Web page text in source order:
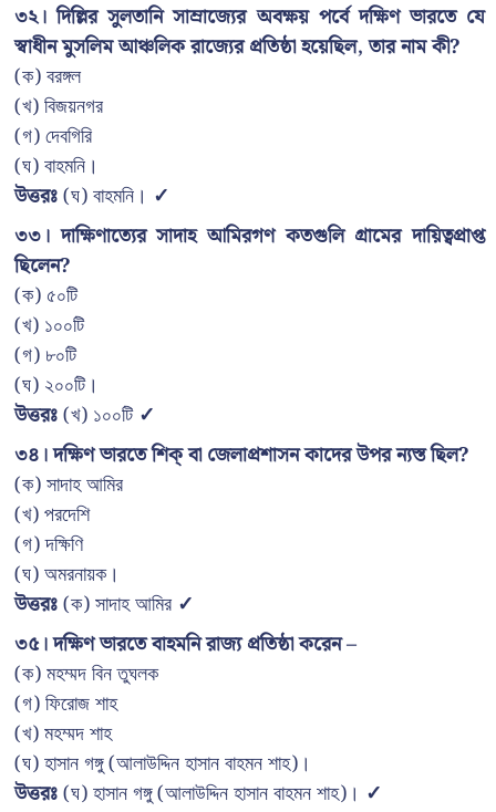
৩২। দিল্লির সুলতানি সাম্রাজ্যের অবক্ষয় পর্বে দক্ষিণ ভারতে যে
স্বাধীন মুসলিম আঞ্চলিক রাজ্যের প্রতিষ্ঠা হয়েছিল, তার নাম কী?
(ক) বরঙ্গল
(খ) বিজয়নগর
(গ) দেবগিরি
(ঘ) বাহমনি।
উত্তরঃ(ঘ) বাহমনি। ✓
৩৩। দাক্ষিণাত্যের সাদাহ আমিরগণ কতগুলি গ্রামের দায়িত্বপ্রাপ্ত
ছিলেন?
(ক) ৫০টি
(খ) ১০০টি
(গ) ৮০টি
(ঘ) ২০০টি।
উত্তরঃ(খ) ১০০টি ✓
৩৪। দক্ষিণ ভারতে শিক্ বা জেলাপ্রশাসন কাদের উপর ন্যস্ত ছিল?
(ক) সাদাহ আমির
(খ) পরদেশি
(গ) দক্ষিণি
(ঘ) অমরনায়ক।
উত্তরঃ(ক) সাদাহ আমির ✓
৩৫। দক্ষিণ ভারতে বাহমনি রাজ্য প্রতিষ্ঠা করেন –
(ক) মহম্মদ বিন তুঘলক
(গ) ফিরোজ শাহ
(খ) মহম্মদ শাহ
(ঘ) হাসান গঙ্গু (আলাউদ্দিন হাসান বাহমন শাহ)।
উত্তরঃ(ঘ) হাসান গঙ্গু (আলাউদ্দিন হাসান বাহমন শাহ)। ✓